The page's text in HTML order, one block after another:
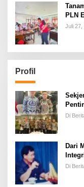
PLN
Juli 27,
Profil
Di
Dari
yang
Di